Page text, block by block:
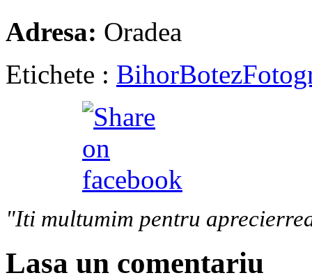
Adresa: Oradea
Etichete : BihorBotez
"Iti multumim pentru
Lasa un comentariu